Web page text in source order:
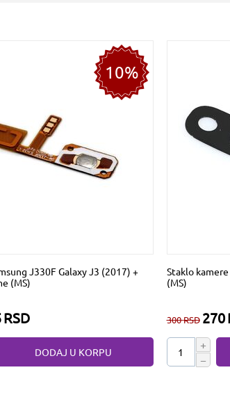
10%
J330F Galaxy J3 (2017) +
(MS)
RSD
DODAJ U KORPU
Staklo kamere
(MS)
300RSD 270
+
−